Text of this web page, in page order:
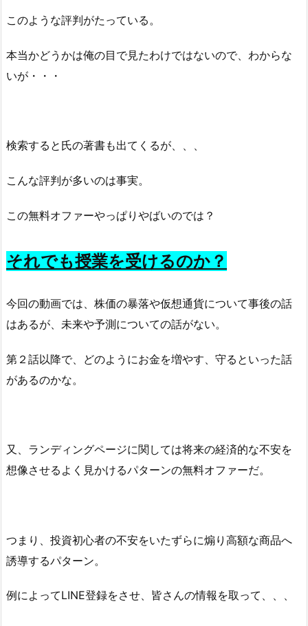
このような評判がたっている。
本当かどうかは俺の目で見たわけではないので、わからな
いが・・・
検索すると氏の著書も出てくるが、、、
こんな評判が多いのは事実。
この無料オファーやっぱりやばいのでは？
それでも授業を受けるのか？
今回の動画では、株価の暴落や仮想通貨について事後の話
はあるが、未来や予測についての話がない。
第２話以降で、どのようにお金を増やす、守るといった話
があるのかな。
又、ランディングページに関しては将来の経済的な不安を
想像させるよく見かけるパターンの無料オファーだ。
つまり、投資初心者の不安をいたずらに煽り高額な商品へ
誘導するパターン。
例によってLINE登録をさせ、皆さんの情報を取って、、、